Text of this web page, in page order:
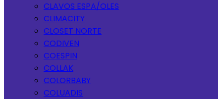
CLAVOS ESPA/OLES
CLIMACITY
CLOSET NORTE
CODIVEN
COESPIN
COLLAK
COLORBABY
COLUADIS